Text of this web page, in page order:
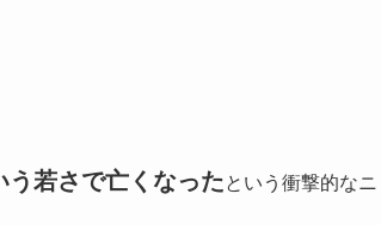
若さで亡くなったという衝撃的なニ